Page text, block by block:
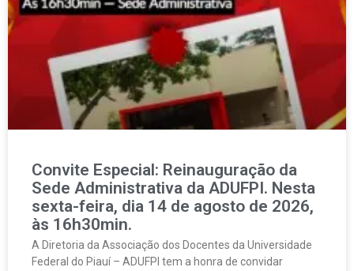
Convite Especial: Reinauguração da
Sede Administrativa da ADUFPI. Nesta
sexta-feira, dia 14 de agosto de 2026,
às 16h30min.
A Diretoria da Associação dos Docentes da Universidade
Federal do Piauí – ADUFPI tem a honra de convidar